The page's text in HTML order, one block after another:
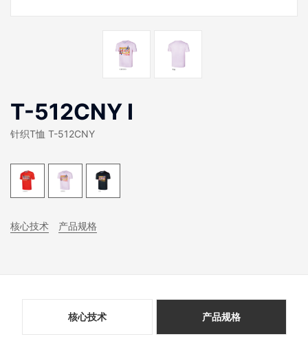
T-512CNY I
针织T恤 T-512CNY
核心技术 产品规格
核心技术 产品规格